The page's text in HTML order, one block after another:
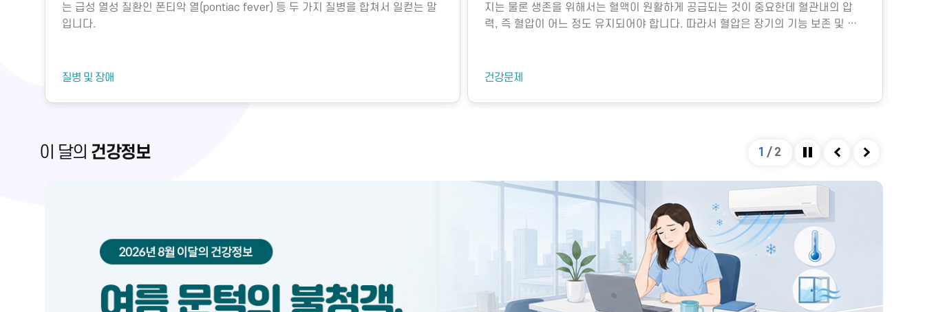
지는 물론 생존을 위해서는 혈액이 원활하게 공급되는 것이 중요한데 혈관내의 압
력, 즉 혈압이 어느 정도 유지되어야 합니다. 따라서 혈압은 장기의 기능 보존 및 생
기능에 의해 내보내는 혈액의 양을 심박출량이라고 하는데, 이는 그림과 같이 여러
금만 변해도 혈압에 큰 영향을 미칩니다. 혈관의 직경은 혈관을 확장시키는 인자와
벗어난 병적인 상태로, 질병의 종류 및 심한 정도에 따라 혈압이 낮아지는 정도가 다
건강문제
미세먼지와 같은 대기 오염 물질, 휘발성유기화합물, 일산화탄소, 이산화탄소, 미생
물성 오염물질에 노출되면 호흡기 질환 등 다양한 건강 문제가 생길 수 있습니다. 특
냉방병도 나타날 수 있습니다. 이러한 건강 문제는 적절한 환기와 충분한 휴식을 통
위험요인
이 달의 건강정보 2 / 2